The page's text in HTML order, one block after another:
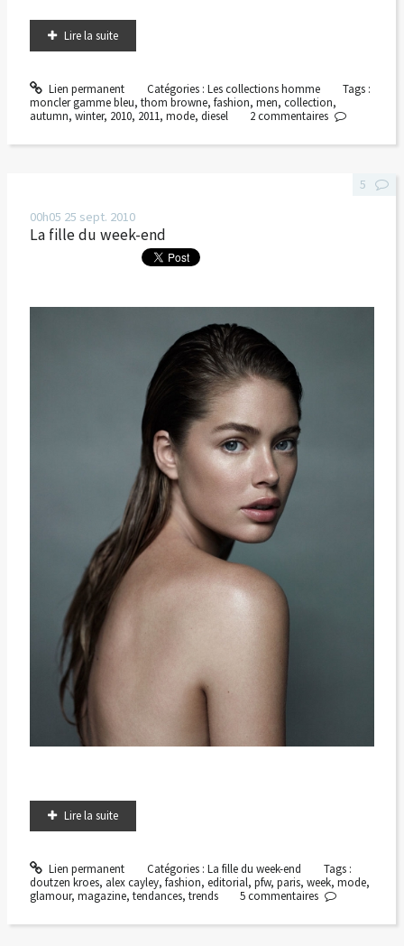
Lire la suite
Lien permanent Catégories : Les collections homme
Tags :
moncler gamme bleu, thom browne, fashion, men, collection,
autumn, winter, 2010, 2011, mode, diesel 2commentaires
00h05 25 sept. 2010
La fille du week-end
Lire la suite
Lien permanent Catégories : La fille du week-end
Tags :
doutzen kroes, alex cayley, fashion, editorial, pfw, paris, week, mode,
glamour, magazine, tendances, trends
5
5commentaires